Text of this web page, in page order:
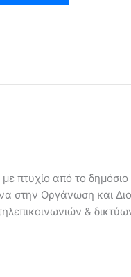
πτυχίο από το
στην Οργάνωση και
&